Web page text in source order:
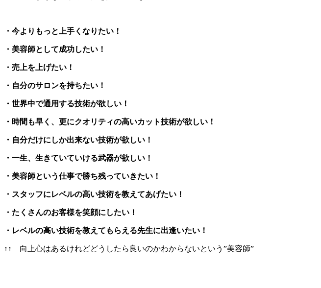
・今よりもっと上手くなりたい！
・美容師として成功したい！
・売上を上げたい！
・自分のサロンを持ちたい！
・世界中で通用する技術が欲しい！
・時間も早く、更にクオリティの高いカット技術が欲しい！
・自分だけにしか出来ない技術が欲しい！
・一生、生きていていける武器が欲しい！
・美容師という仕事で勝ち残っていきたい！
・スタッフにレベルの高い技術を教えてあげたい！
・たくさんのお客様を笑顔にしたい！
・レベルの高い技術を教えてもらえる先生に出逢いたい！
↑↑ 向上心はあるけれどどうしたら良いのかわからないという”美容師”